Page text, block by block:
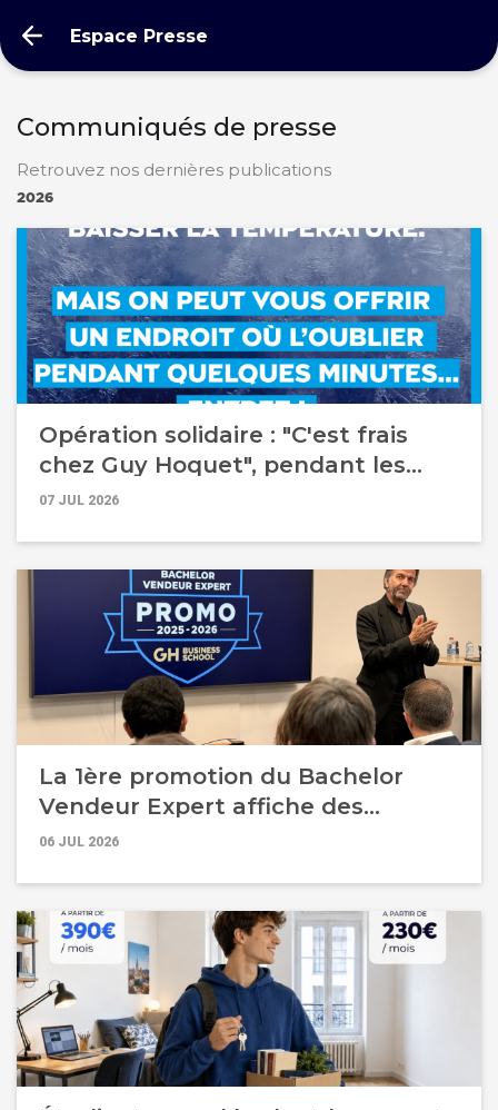
Espace Presse
Communiqués de presse
Retrouvez nos dernières publications
2026
Opération solidaire : "C'est frais
chez Guy Hoquet", pendant les
fortes chaleurs
07 JUL 2026
La 1ère promotion du Bachelor
Vendeur Expert affiche des
résultats records !
06 JUL 2026